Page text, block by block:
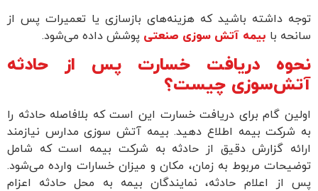
توجه داشته باشید که هزینه‌های بازسازی یا تعمیرات پس از
سانحه با بیمه آتش سوزی صنعتی پوشش داده می‌شود.
نحوه دریافت خسارت پس از حادثه
آتش‌سوزی چیست؟
اولین گام برای دریافت خسارت این است که بلافاصله حادثه را
به شرکت بیمه اطلاع دهید. بیمه آتش سوزی مدارس نیازمند
ارائه گزارش دقیق از حادثه به شرکت بیمه است که شامل
توضیحات مربوط به زمان، مکان و میزان خسارات وارده می‌شود.
پس از اعلام حادثه، نمایندگان بیمه به محل حادثه اعزام